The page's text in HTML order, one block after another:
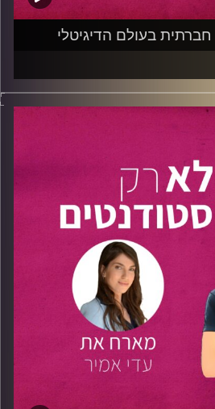
הרוח הגבית לפעול למען הרעיון
שכבר עשה פריצת דרך בתחום שלך,
שלכם. מצאו את הציוות שלכם
ושמרו על גמישות מחשבתית.
חברתית בעולם הדיגיטלי
גלרון צ'צ'יק,
גלרון הוא בן 28 וסטודנט
באוניברסיטת ריימן
הסטודנטים ב
ישראל. מטרתו לסייע
בעזרת ייעוץ, בעקבות
אותנו כיצד נכנס לפרוייקט, על
לבחור לקחת חלק בפרוייקט בנוסף
החברתית בעולם הדיגיטלי,
שהגיע אליהן בעקבות
שרכש לאורך הדרך, החל מהמסע
קצין בחיל האוויר, להתמודדות
למציאת האיזון בין תחביבים